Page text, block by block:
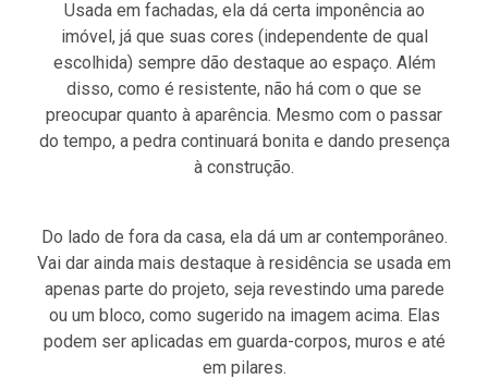
Usada em fachadas, ela dá certa imponência ao
imóvel, já que suas cores (independente de qual
escolhida) sempre dão destaque ao espaço. Além
disso, como é resistente, não há com o que se
preocupar quanto à aparência. Mesmo com o passar
do tempo, a pedra continuará bonita e dando presença
à construção.
Do lado de fora da casa, ela dá um ar contemporâneo.
Vai dar ainda mais destaque à residência se usada em
apenas parte do projeto, seja revestindo uma parede
ou um bloco, como sugerido na imagem acima. Elas
podem ser aplicadas em guarda-corpos, muros e até
em pilares.